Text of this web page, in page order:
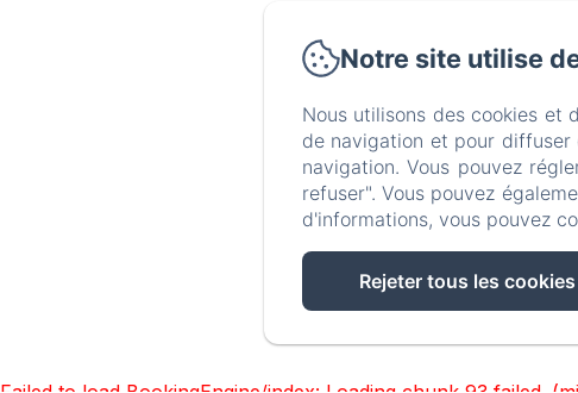
Notre site utilise
Nous utilisons des cookies et
de navigation et pour
navigation. Vous pouvez
refuser". Vous pouvez
d'informations, vous pouvez
Rejeter tous les cookies